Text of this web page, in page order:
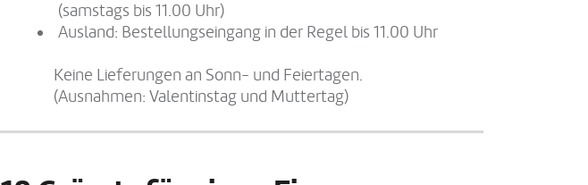
(samstags bis 11.00 Uhr)
Ausland: Bestellungseingang in der Regel bis 11.00 Uhr
Keine Lieferungen an Sonn- und Feiertagen.
(Ausnahmen: Valentinstag und Muttertag)